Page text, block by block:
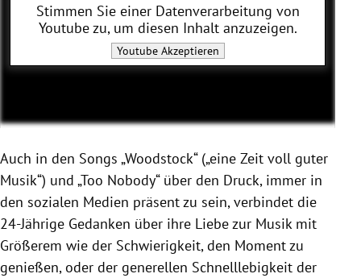
Stimmen Sie einer Datenverarbeitung von
Youtubezu, um diesen Inhalt anzuzeigen.
YoutubeAkzeptieren
Auch in den Songs „Woodstock“ („eine Zeit voll guter
Musik“) und „Too Nobody“ über den Druck, immer in
den sozialen Medien präsent zu sein, verbindet die
24-Jährige Gedanken über ihre Liebe zur Musik mit
Größerem wie der Schwierigkeit, den Moment zu
genießen, oder der generellen Schnelllebigkeit der